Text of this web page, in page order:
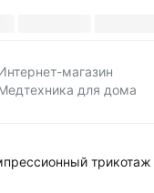
магазин
для дома
трикотаж